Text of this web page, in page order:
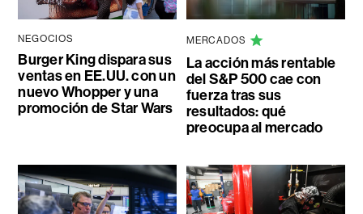
NEGOCIOS
Burger King dispara sus
ventas en EE.UU. con un
nuevo Whopper y una
promoción de Star Wars
MERCADOS
La acción más rentable
del S&P 500 cae con
fuerza tras sus
resultados: qué
preocupa al mercado